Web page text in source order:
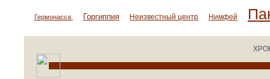
Гермонасса Горгиппия Неизвестный центр Нимфей